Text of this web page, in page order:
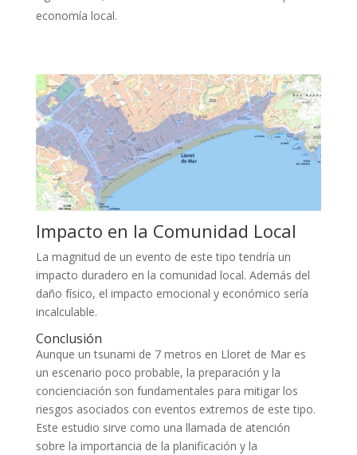
economía local.
Impacto en la Comunidad Local
La magnitud de un evento de este tipo tendría un
impacto duradero en la comunidad local. Además del
daño físico, el impacto emocional y económico sería
incalculable.
Conclusión
Aunque un tsunami de 7 metros en Lloret de Mar es
un escenario poco probable, la preparación y la
concienciación son fundamentales para mitigar los
riesgos asociados con eventos extremos de este tipo.
Este estudio sirve como una llamada de atención
sobre la importancia de la planificación y la